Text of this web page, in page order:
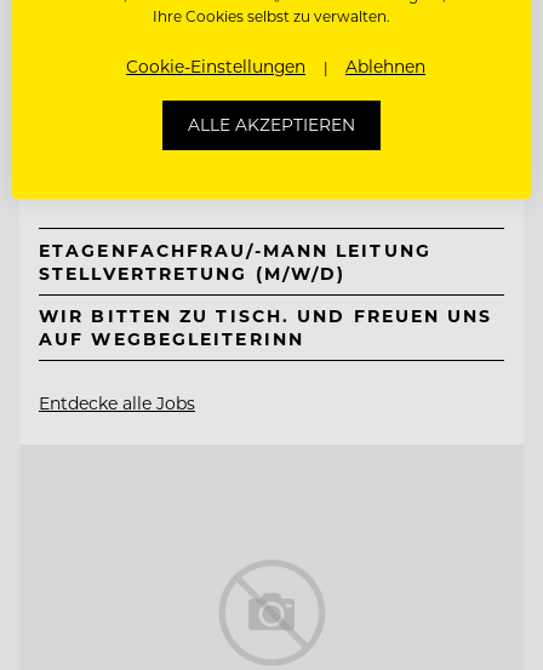
TOP ARBEITGEBER
Naturhotel Bauernhofer
ETAGENFACHFRAU/-MANN LEITUNG
STELLVERTRETUNG (M/W/D)
WIR BITTEN ZU TISCH. UND FREUEN UNS
AUF WEGBEGLEITERINN
Entdecke alle Jobs
Ihre Cookies selbst zu verwalten.
Cookie-Einstellungen Ablehnen
ALLE AKZEPTIEREN